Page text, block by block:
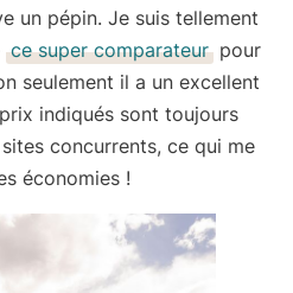
un pépin. Je suis tellement
ce super comparateur pour
seulement il a un excellent
indiqués sont toujours
concurrents, ce qui me
économies !